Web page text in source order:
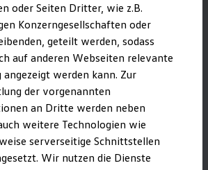
Kollektion
Drop
Ersatzteile
und HU/AU
und Checks
und Flüssigkeiten
oder Seiten Dritter, wie z.B.
Konzerngesellschaften oder
geteilt werden, sodass
auf anderen Webseiten relevante
angezeigt werden kann. Zur
der vorgenannten
an Dritte werden neben
weitere Technologien wie
serverseitige Schnittstellen
Wir nutzen die Dienste